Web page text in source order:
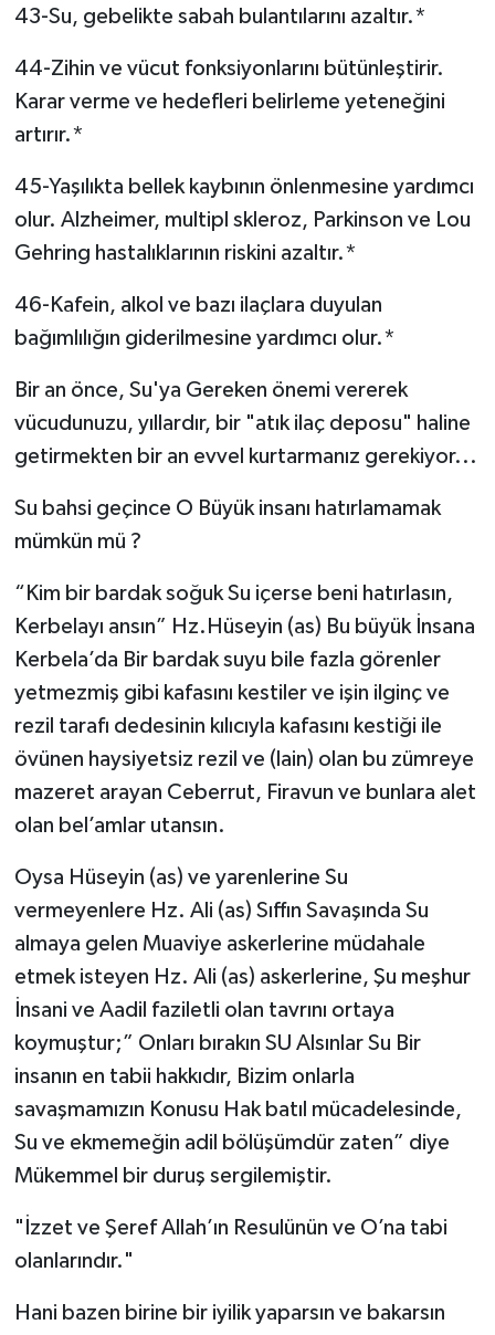
43-Su, gebelikte sabah bulantılarını azaltır.*
44-Zihin ve vücut fonksiyonlarını bütünleştirir.
Karar verme ve hedefleri belirleme yeteneğini
artırır.*
45-Yaşılıkta bellek kaybının önlenmesine yardımcı
olur. Alzheimer, multipl skleroz, Parkinson ve Lou
Gehring hastalıklarının riskini azaltır.*
46-Kafein, alkol ve bazı ilaçlara duyulan
bağımlılığın giderilmesine yardımcı olur.*
Bir an önce, Su'ya Gereken önemi vererek
vücudunuzu, yıllardır, bir "atık ilaç deposu" haline
getirmekten bir an evvel kurtarmanız gerekiyor...
Su bahsi geçince O Büyük insanı hatırlamamak
mümkün mü ?
“Kim bir bardak soğuk Su içerse beni hatırlasın,
Kerbelayı ansın” Hz.Hüseyin (as) Bu büyük İnsana
Kerbela’da Bir bardak suyu bile fazla görenler
yetmezmiş gibi kafasını kestiler ve işin ilginç ve
rezil tarafı dedesinin kılıcıyla kafasını kestiği ile
övünen haysiyetsiz rezil ve (lain) olan bu zümreye
mazeret arayan Ceberrut, Firavun ve bunlara alet
olan bel’amlar utansın.
Oysa Hüseyin (as) ve yarenlerine Su
vermeyenlere Hz. Ali (as) Sıffın Savaşında Su
almaya gelen Muaviye askerlerine müdahale
etmek isteyen Hz. Ali (as) askerlerine, Şu meşhur
İnsani ve Aadil faziletli olan tavrını ortaya
koymuştur;” Onları bırakın SU Alsınlar Su Bir
insanın en tabii hakkıdır, Bizim onlarla
savaşmamızın Konusu Hak batıl mücadelesinde,
Su ve ekmemeğin adil bölüşümdür zaten” diye
Mükemmel bir duruş sergilemiştir.
"İzzet ve Şeref Allah’ın Resulünün ve O’na tabi
olanlarındır."
Hani bazen birine bir iyilik yaparsın ve bakarsın